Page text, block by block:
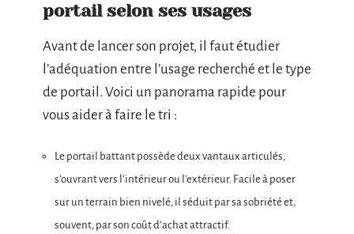
portail selon ses usages
Avant de lancer son projet, il faut étudier
l’adéquation entre l’usage recherché et le type
de portail. Voici un panorama rapide pour
vous aider à faire le tri :
Le portail battant possède deux vantaux articulés,
s’ouvrant vers l’intérieur ou l’extérieur. Facile à poser
sur un terrain bien nivelé, il séduit par sa sobriété et,
souvent, par son coût d’achat attractif.